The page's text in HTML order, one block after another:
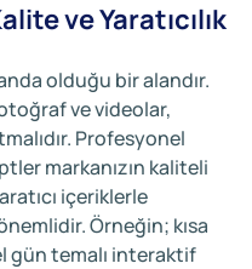
ve Yaratıcılık
olduğu bir alandır.
ve videolar,
Profesyonel
markanızın kaliteli
içeriklerle
Örneğin; kısa
gün temalı interaktif